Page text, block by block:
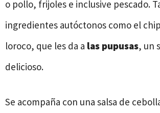
o pollo, frijoles e inclusive pescado.
ingredientes autóctonos como el
loroco, que les da a las pupusas, un
delicioso.
Se acompaña con una salsa de